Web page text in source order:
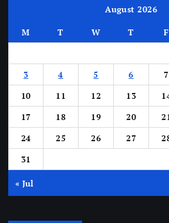
August 2026
M T W T F
3
4 5 6 7
10
11 12 13
17
18 19 20
24
25 26 27
31
« Jul